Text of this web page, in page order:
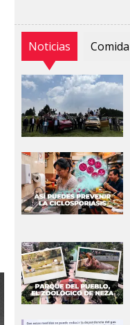
Noticias Comida